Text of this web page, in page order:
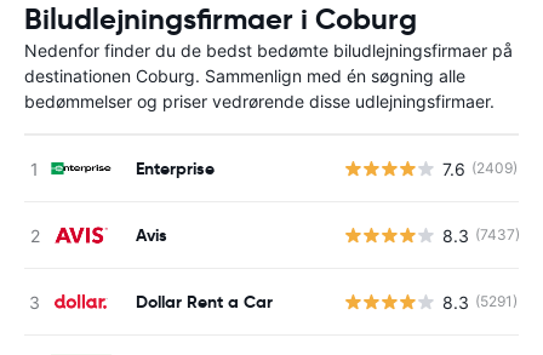
Biludlejningsfirmaer i Coburg
Nedenfor finder du de bedst bedømte biludlejningsfirmaer på
destinationen Coburg. Sammenlign med én søgning alle
bedømmelser og priser vedrørende disse udlejningsfirmaer.
Enterprise 7.6 (2409)
Avis 8.3 (7437)
Dollar Rent a Car 8.3 (5291)